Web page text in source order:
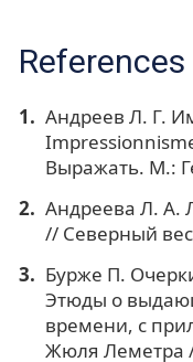
References
Андреев Л. Г.
Выражать. М.:
Андреева Л. А.
// Северный
Бурже П.
Этюды о
времени, с
Жюля Леметра